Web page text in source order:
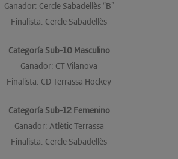
Ganador: Cercle Sabadellès “B”
Finalista: Cercle Sabadellès
Categoría Sub-10 Masculino
Ganador: CT Vilanova
Finalista: CD Terrassa Hockey
Categoría Sub-12 Femenino
Ganador: Atlètic Terrassa
Finalista: Cercle Sabadellès